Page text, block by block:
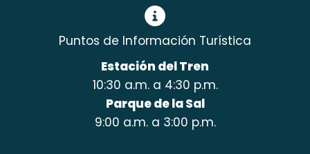
Puntos de Información Turística
Estación del Tren
10:30 a.m. a 4:30 p.m.
Parque de la Sal
9:00 a.m. a 3:00 p.m.